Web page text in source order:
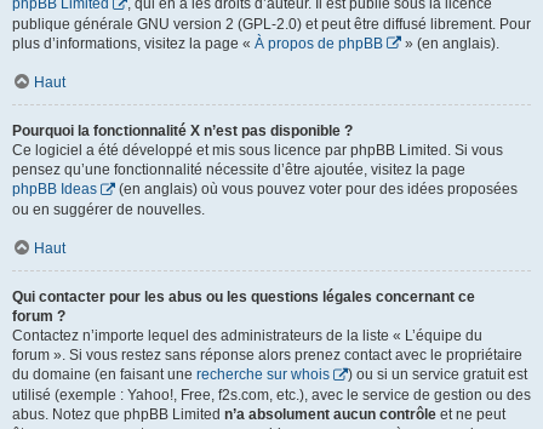
phpBB Limited
, qui en a les droits d’auteur. Il est publié sous la licence
publique générale GNU version 2 (GPL-2.0) et peut être diffusé librement. Pour
plus d’informations, visitez la page « À propos de phpBB » (en anglais).
Haut
Pourquoi la fonctionnalité X n’est pas disponible ?
Ce logiciel a été développé et mis sous licence par phpBB Limited. Si vous
pensez qu’une fonctionnalité nécessite d’être ajoutée, visitez la page
phpBB Ideas
(en anglais) où vous pouvez voter pour des idées proposées
ou en suggérer de nouvelles.
Haut
Qui contacter pour les abus ou les questions légales concernant ce
forum ?
Contactez n’importe lequel des administrateurs de la liste « L’équipe du
forum ». Si vous restez sans réponse alors prenez contact avec le propriétaire
du domaine (en faisant une recherche sur whois
) ou si un service gratuit est
utilisé (exemple : Yahoo!, Free, f2s.com, etc.), avec le service de gestion ou des
abus. Notez que phpBB Limited n’a absolument aucun contrôle et ne peut